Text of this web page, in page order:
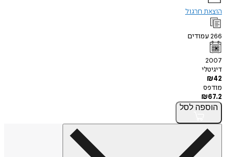
הוצאת חרגול
266עמודים
2007
דיגיטלי
₪42
מודפס
₪67.2
הוספה לסל